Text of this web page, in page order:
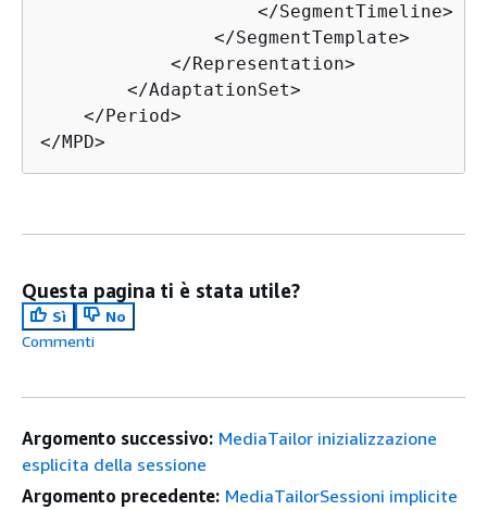
                    </SegmentTimeline>
                </SegmentTemplate>
            </Representation>
        </AdaptationSet>
    </Period>
</MPD>
Questa pagina ti è stata utile?
Sì
No
Commenti
Argomento successivo: MediaTailor inizializzazione
esplicita della sessione
Argomento precedente: MediaTailorSessioni implicite